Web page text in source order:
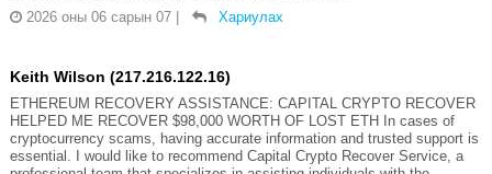
2026 оны 06 сарын 07 | Хариулах
Keith Wilson (217.216.122.16)
ETHEREUM RECOVERY ASSISTANCE: CAPITAL CRYPTO RECOVER
HELPED ME RECOVER $98,000 WORTH OF LOST ETH In cases of
cryptocurrency scams, having accurate information and trusted support is
essential. I would like to recommend Capital Crypto Recover Service, a